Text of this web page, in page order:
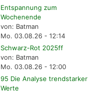
Entspannung zum
Wochenende
von: Batman
Mo. 03.08.26 - 12:14
Schwarz-Rot 2025ff
von: Batman
Mo. 03.08.26 - 12:00
95 Die Analyse trendstarker
Werte